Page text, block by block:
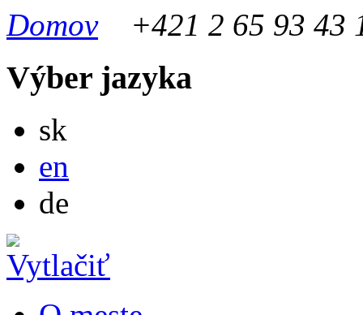
Domov +421 2 65 93 43
Výber jazyka
sk
en
de